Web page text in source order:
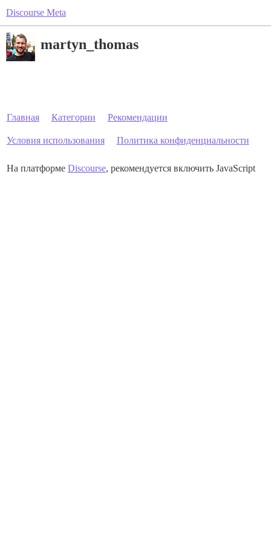
Discourse Meta
martyn_thomas
Главная Категории Рекомендации
Условия использования Политика конфиденциальности
На платформе Discourse, рекомендуется включить JavaScript